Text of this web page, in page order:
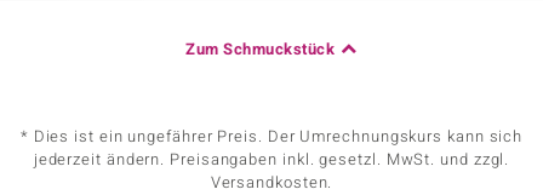
Zum Schmuckstück
* Dies ist ein ungefährer Preis. Der Umrechnungskurs kann sich
jederzeit ändern. Preisangaben inkl. gesetzl. MwSt. und zzgl.
Versandkosten.